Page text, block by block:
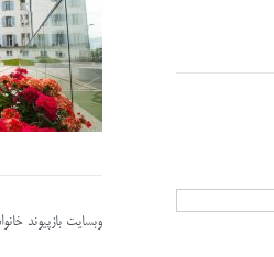
وبسایت بازپیوند